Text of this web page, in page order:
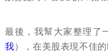
最後，我幫大家整理了
我 ），在美股表現不佳